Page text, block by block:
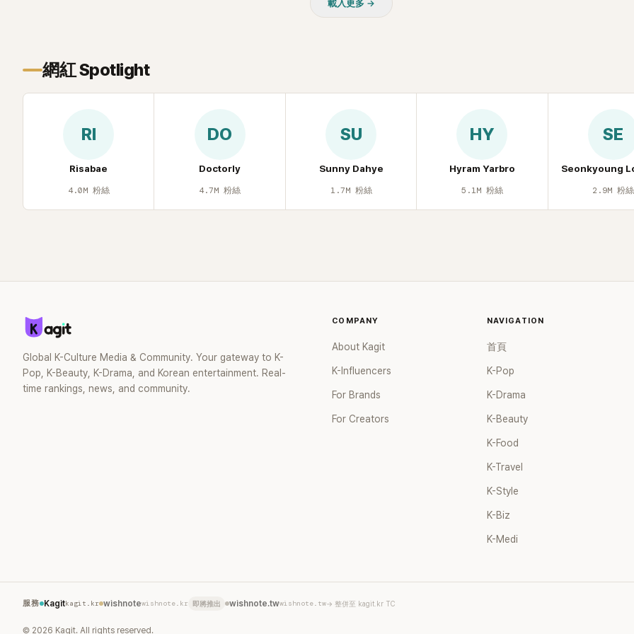
李智惠、徐智英兩位女成員，以及張錫
炫、Chris Kim 兩位男成員組成。不過後來
後，李智惠轉型 solo，靠著綜藝與歌唱實
S#arp，也與 李尚敏 的賞識有關。 感情方
己安排一段休息時間。
載入更多 →
網紅 Spotlight
RI
Risabae
4.0M 粉絲
DO
Doctorly
4.7M 粉絲
SU
Sunny Dahye
1.7M 粉絲
HY
Hyram Yarbro
5.1M 粉絲
SE
Seonkyoung
2.9M 粉絲
Global K-Culture Media & Community. Your gateway to K-
Pop, K-Beauty, K-Drama, and Korean entertainment. Real-
time rankings, news, and community.
COMPANY
About Kagit
K-Influencers
For Brands
For Creators
NAVIGATION
首頁
K-Pop
K-Drama
K-Beauty
K-Food
K-Travel
K-Style
K-Biz
K-Medi
服務 Kagitkagit.kr wishnotewishnote.kr 即將推出 wishnote.twwishnote.tw→ 整併至 kagit.kr TC
© 2026 Kagit. All rights reserved.